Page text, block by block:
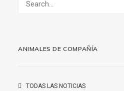
ANIMALES DE COMPAÑÍA
TODAS LAS NOTICIAS